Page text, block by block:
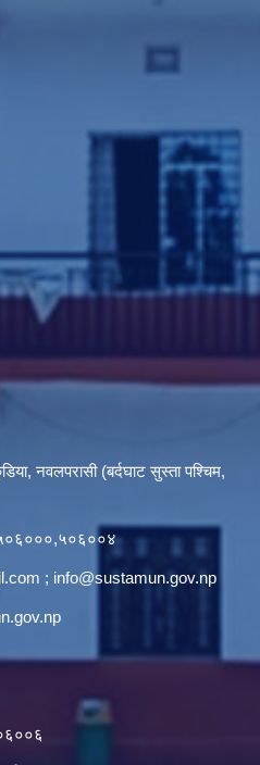
नवलपरासी (बर्दघाट सुस्ता पश्चिम,
; info@sustamun.gov.np